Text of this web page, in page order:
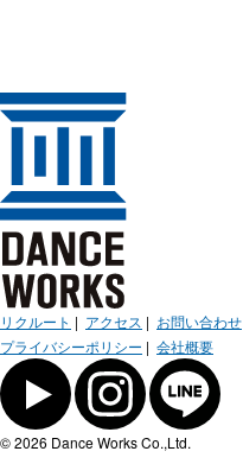
リクルート | アクセス | お問い合わせ
プライバシーポリシー | 会社概要
© 2026 Dance Works Co.,Ltd.